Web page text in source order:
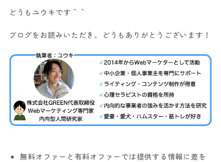
どうもユウキです＾＾
ブログをお読みいただき、どうもありがとうございます！
無料オファーと有料オファーでは提供する情報に差を